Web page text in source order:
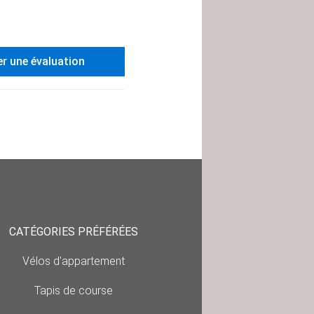
une évaluation
CATÉGORIES PRÉFÉRÉES
Vélos d'appartement
Tapis de course